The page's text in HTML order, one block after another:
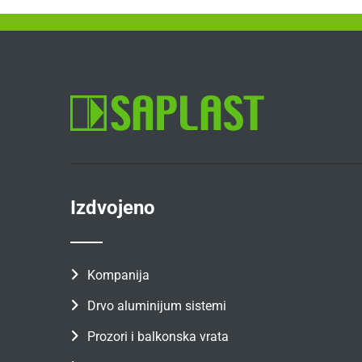
Izdvojeno
Kompanija
Drvo aluminijum sistemi
Prozori i balkonska vrata